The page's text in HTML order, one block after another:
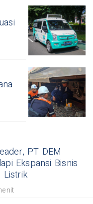
PT DEM
Ekspansi Bisnis
Listrik